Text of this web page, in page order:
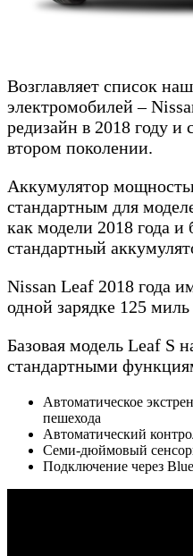
Возглавляет список
электромобилей –
редизайн в 2018 году и
втором поколении.
Аккумулятор
стандартным для
как модели 2018 года
стандартный
Nissan Leaf 2018 года
одной зарядке 125
Базовая модель Leaf S
стандартными
Автоматическое
пешехода
Автоматический
Семи-дюймовый
Подключение через